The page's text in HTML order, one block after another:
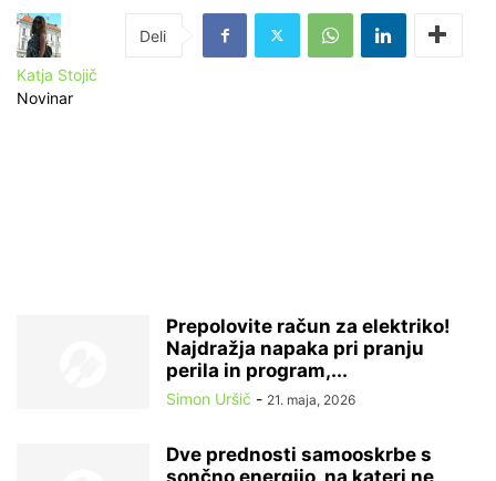
Katja Stojič
Novinar
Prepolovite račun za elektriko!
Najdražja napaka pri pranju
perila in program,...
Simon Uršič - 21. maja, 2026
Dve prednosti samooskrbe s
sončno energijo, na kateri ne